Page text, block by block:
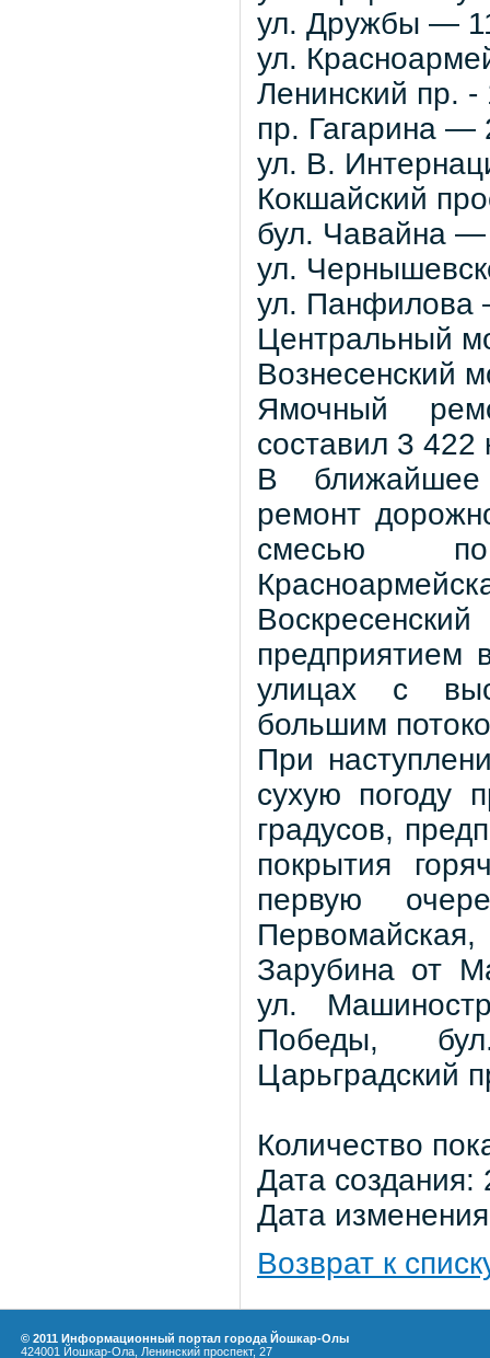
ул. Дружбы —
ул.
Ленинский пр.
пр. Гагарина —
ул. В.
Кокшайский
бул. Чавайна
ул.
ул.
Центральный
Вознесенский
Ямочный
составил 3
В ближайшее
ремонт
смесью по
предприятием
улицах с
большим
При
сухую погоду
градусов,
покрытия
первую
Зарубина от
ул.
Победы,
Царьградский
Количество
Дата
Дата
Возврат к
© 2011 Информационный портал города Йошкар-Олы
424001 Йошкар-Ола, Ленинский проспект, 27